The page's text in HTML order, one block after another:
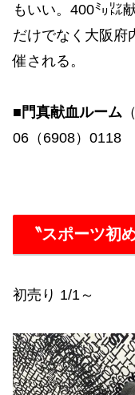
もいい。400㍉㍑
だけでなく大阪府
催される。
■門真献血ルーム
06（6908）0118
〝スポーツ初
初売り 1/1～